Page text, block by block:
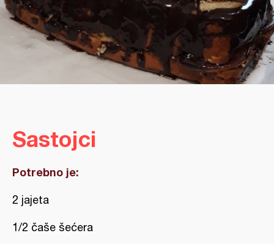
Sastojci
Potrebno je:
2 jajeta
1/2 čaše šećera